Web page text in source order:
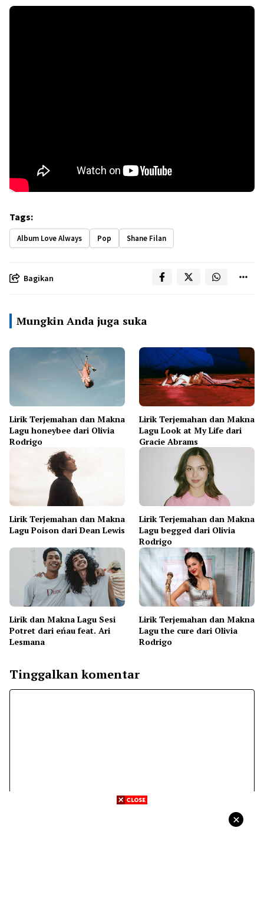
Tags:
Album Love Always Pop Shane Filan
Bagikan
Mungkin Anda juga suka
Lirik Terjemahan dan Makna
Lagu honeybee dari Olivia
Rodrigo
Lirik Terjemahan dan Makna
Lagu Look at My Life dari
Gracie Abrams
Lirik Terjemahan dan Makna
Lagu Poison dari Dean Lewis
Lirik Terjemahan dan Makna
Lagu begged dari Olivia
Rodrigo
Lirik dan Makna Lagu Sesi
Potret dari eńau feat. Ari
Lesmana
Lirik Terjemahan dan Makna
Lagu the cure dari Olivia
Rodrigo
Tinggalkan komentar